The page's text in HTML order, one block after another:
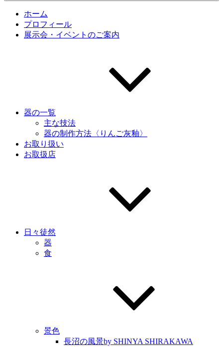
ホーム
プロフィール
展示会・イベントのご案内
器の一覧
主な技法
器の制作方法〈りんご灰釉〉
お取り扱い
お取扱店
日々徒然
器
食
景色
長沼の風景by SHINYA SHIRAKAWA